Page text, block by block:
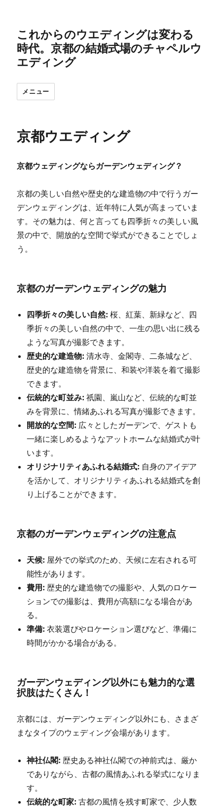
これからのウエディングは変わる
時代。京都の結婚式場のチャペルウ
エディング
メニュー
京都ウエディング
京都ウェディングならガーデンウェディング？
京都の美しい自然や歴史的な建造物の中で行うガー
デンウェディングは、近年特に人気が高まっていま
す。その魅力は、何と言っても四季折々の美しい風
景の中で、開放的な空間で挙式ができることでしょ
う。
京都のガーデンウェディングの魅力
四季折々の美しい自然: 桜、紅葉、新緑など、四
季折々の美しい自然の中で、一生の思い出に残る
ような写真が撮影できます。
歴史的な建造物: 清水寺、金閣寺、二条城など、
歴史的な建造物を背景に、和装や洋装を着て撮影
できます。
伝統的な町並み: 祇園、嵐山など、伝統的な町並
みを背景に、情緒あふれる写真が撮影できます。
開放的な空間: 広々としたガーデンで、ゲストも
一緒に楽しめるようなアットホームな結婚式が叶
います。
オリジナリティあふれる結婚式: 自身のアイデア
を活かして、オリジナリティあふれる結婚式を創
り上げることができます。
京都のガーデンウェディングの注意点
天候: 屋外での挙式のため、天候に左右される可
能性があります。
費用: 歴史的な建造物での撮影や、人気のロケー
ションでの撮影は、費用が高額になる場合があ
る。
準備: 衣装選びやロケーション選びなど、準備に
時間がかかる場合がある。
ガーデンウェディング以外にも魅力的な選
択肢はたくさん！
京都には、ガーデンウェディング以外にも、さまざ
まなタイプのウェディング会場があります。
神社仏閣: 歴史ある神社仏閣での神前式は、厳か
でありながら、古都の風情あふれる挙式になりま
す。
伝統的な町家: 古都の風情を残す町家で、少人数